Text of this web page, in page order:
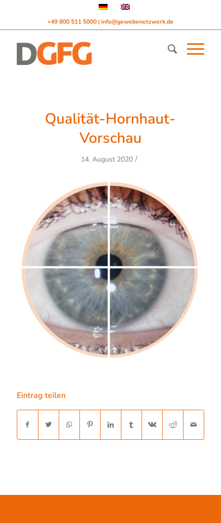
+49 800 511 5000 | info@gewebenetzwerk.de
Qualität-Hornhaut-
Vorschau
14. August 2020 /
Eintrag teilen